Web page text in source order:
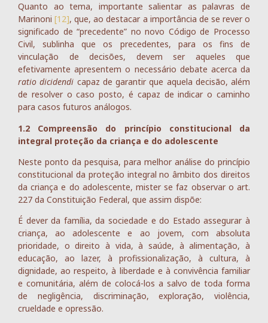
Quanto ao tema, importante salientar as palavras de
Marinoni[12], que, ao destacar a importância de se rever o
significado de “precedente” no novo Código de Processo
Civil, sublinha que os precedentes, para os fins de
vinculação de decisões, devem ser aqueles que
efetivamente apresentem o necessário debate acerca da
ratio dicidendi capaz de garantir que aquela decisão, além
de resolver o caso posto, é capaz de indicar o caminho
para casos futuros análogos.
1.2 Compreensão do princípio constitucional da
integral proteção da criança e do adolescente
Neste ponto da pesquisa, para melhor análise do princípio
constitucional da proteção integral no âmbito dos direitos
da criança e do adolescente, mister se faz observar o art.
227 da Constituição Federal, que assim dispõe:
É dever da família, da sociedade e do Estado assegurar à
criança, ao adolescente e ao jovem, com absoluta
prioridade, o direito à vida, à saúde, à alimentação, à
educação, ao lazer, à profissionalização, à cultura, à
dignidade, ao respeito, à liberdade e à convivência familiar
e comunitária, além de colocá-los a salvo de toda forma
de negligência, discriminação, exploração, violência,
crueldade e opressão.